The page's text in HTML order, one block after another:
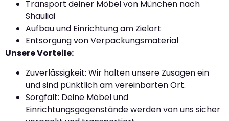
Transport deiner Möbel von München nach
Shauliai
Aufbau und Einrichtung am Zielort
Entsorgung von Verpackungsmaterial
Unsere Vorteile:
Zuverlässigkeit: Wir halten unsere Zusagen ein
und sind pünktlich am vereinbarten Ort.
Sorgfalt: Deine Möbel und
Einrichtungsgegenstände werden von uns sicher